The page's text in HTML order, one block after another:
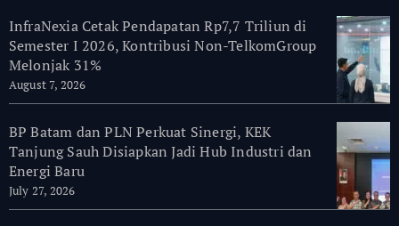
InfraNexia Cetak Pendapatan Rp7,7 Triliun di
Semester I 2026, Kontribusi Non-TelkomGroup
Melonjak 31%
August 7, 2026
BP Batam dan PLN Perkuat Sinergi, KEK
Tanjung Sauh Disiapkan Jadi Hub Industri dan
Energi Baru
July 27, 2026